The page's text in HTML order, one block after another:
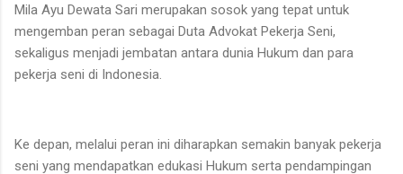
Mila Ayu Dewata Sari merupakan sosok yang tepat untuk
mengemban peran sebagai Duta Advokat Pekerja Seni,
sekaligus menjadi jembatan antara dunia Hukum dan para
pekerja seni di Indonesia.
Ke depan, melalui peran ini diharapkan semakin banyak pekerja
seni yang mendapatkan edukasi Hukum serta pendampingan